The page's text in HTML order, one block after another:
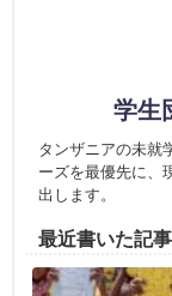
学生
タンザニアの未就
ーズを最優先に、
出します。
最近書いた記事